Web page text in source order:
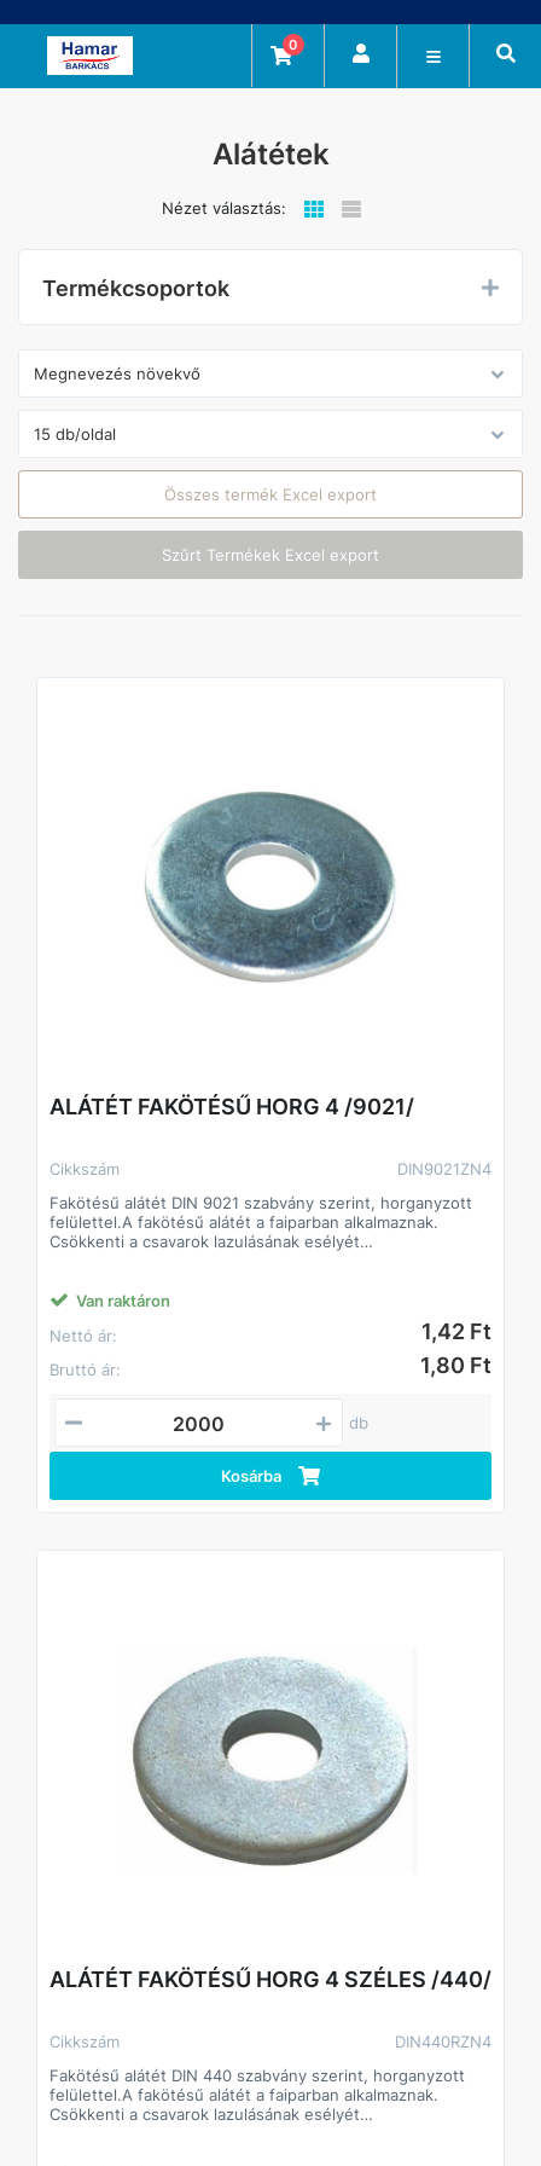
0
Alátétek
Nézet választás:
Termékcsoportok
Összes termék Excel export
Szűrt Termékek Excel export
ALÁTÉT FAKÖTÉSŰ HORG 4 /9021/
Cikkszám
DIN9021ZN4
Fakötésű alátét DIN 9021 szabvány szerint, horganyzott
felülettel.A fakötésű alátét a faiparban alkalmaznak.
Csökkenti a csavarok lazulásának esélyét
Javítja a csavarok terhelhetőségét, így kisebb méretű
csavarok is megfelelő teljesítményt biztosíthatnak.
Van raktáron
Nettó ár:
1,42 Ft
Bruttó ár: 1,80 Ft
db
Kosárba
ALÁTÉT FAKÖTÉSŰ HORG 4 SZÉLES /440/
Cikkszám
DIN440RZN4
Fakötésű alátét DIN 440 szabvány szerint, horganyzott
felülettel.A fakötésű alátét a faiparban alkalmaznak.
Csökkenti a csavarok lazulásának esélyét